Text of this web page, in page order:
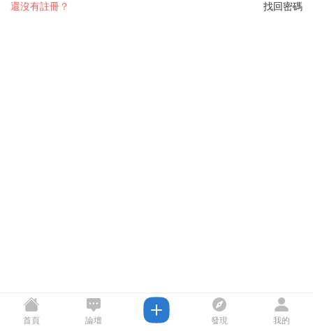
找回密碼
還沒有註冊？
首頁 論壇 發現 我的